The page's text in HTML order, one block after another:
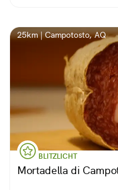
25km | Campotosto, AQ
BLITZLICHT
Mortadella di